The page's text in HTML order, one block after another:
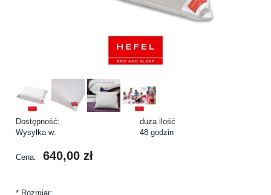
Dostępność:
duża ilość
Wysyłka w:
48 godzin
Cena: 640,00 zł
* Rozmiar: